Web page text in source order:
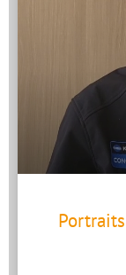
Portraits